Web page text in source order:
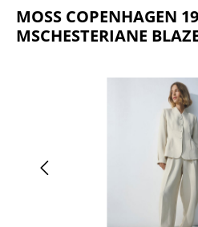
MOSS COPENHAGEN
MSCHESTERIANE